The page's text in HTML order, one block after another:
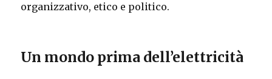
organizzativo, etico e politico.
Un mondo prima dell’elettricità